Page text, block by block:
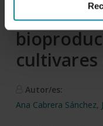
Análisis
Autor/es:
Ana Cabrera Sánchez,